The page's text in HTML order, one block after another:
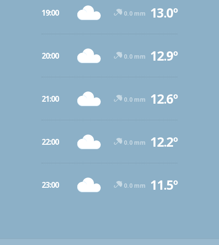
19:00 0.0 mm 13.0º
20:00 0.0 mm 12.9º
21:00 0.0 mm 12.6º
22:00 0.0 mm 12.2º
23:00 0.0 mm 11.5º